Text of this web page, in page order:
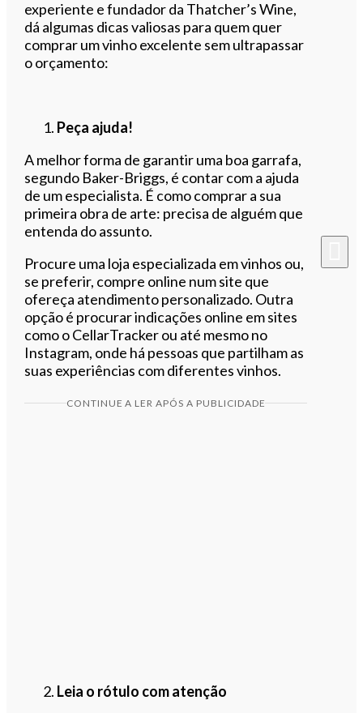
experiente e fundador da Thatcher’s Wine,
dá algumas dicas valiosas para quem quer
comprar um vinho excelente sem ultrapassar
o orçamento:
Peça ajuda!
A melhor forma de garantir uma boa garrafa,
segundo Baker-Briggs, é contar com a ajuda
de um especialista. É como comprar a sua
primeira obra de arte: precisa de alguém que
entenda do assunto.
Procure uma loja especializada em vinhos ou,
se preferir, compre online num site que
ofereça atendimento personalizado. Outra
opção é procurar indicações online em sites
como o CellarTracker ou até mesmo no
Instagram, onde há pessoas que partilham as
suas experiências com diferentes vinhos.
CONTINUE A LER APÓS A PUBLICIDADE
Leia o rótulo com atenção